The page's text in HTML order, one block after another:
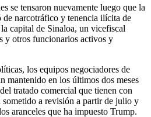
se tensaron nuevamente luego que la
narcotráfico y tenencia ilícita de
capital de Sinaloa, un vicefiscal
y otros funcionarios activos y
los equipos negociadores de
mantenido en los últimos dos meses
tratado comercial que tienen con
a revisión a partir de julio y
aranceles que ha impuesto Trump.